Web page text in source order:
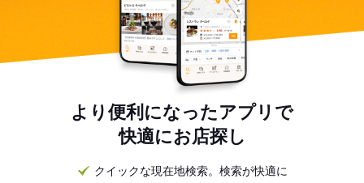
より便利になったアプリで
快適にお店探し
クイックな現在地検索。検索が快適に